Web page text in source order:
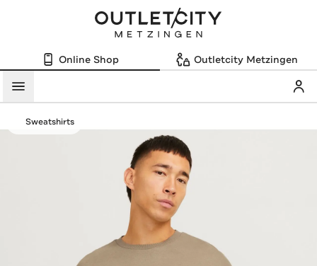
Online Shop Outletcity Metzingen
Menü
Sweatshirts